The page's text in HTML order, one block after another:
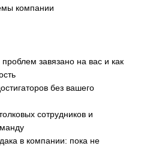
компании
завязано на вас и как
без вашего
сотрудников и
в компании: пока не